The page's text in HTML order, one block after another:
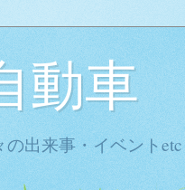
動車
出来事・イベント